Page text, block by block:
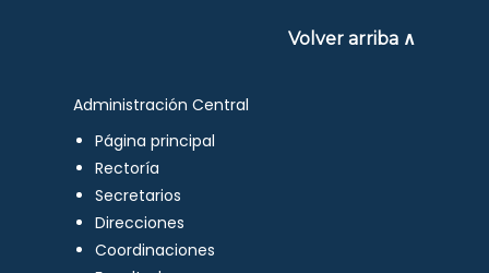
Volver arriba ∧
Administración Central
Página principal
Rectoría
Secretarios
Direcciones
Coordinaciones